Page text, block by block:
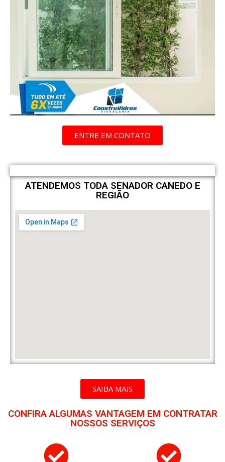
ENTRE EM CONTATO
ATENDEMOS TODA SENADOR CANEDO E
REGIÃO
SAIBA MAIS
CONFIRA ALGUMAS VANTAGEM EM CONTRATAR
NOSSOS SERVIÇOS